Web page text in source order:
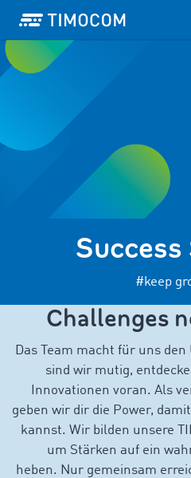
#keep
Challenges
Das Team macht für uns
sind wir mutig,
Innovationen voran. Als
geben wir dir die Power,
kannst. Wir bilden unsere
um Stärken auf ein
heben. Nur gemeinsam